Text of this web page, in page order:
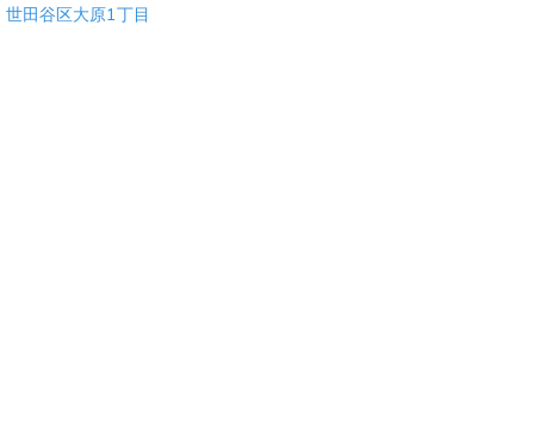
世田谷区大原1丁目